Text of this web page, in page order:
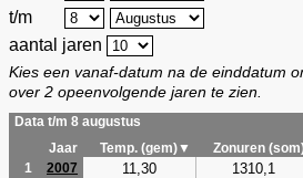
t/m
aantal jaren
Kies een vanaf-datum na de einddatum
over 2 opeenvolgende jaren te zien.
Data t/m 8 augustus
Jaar
Temp. (gem)▼ Zonuren
1
2007 11,30 1310,1